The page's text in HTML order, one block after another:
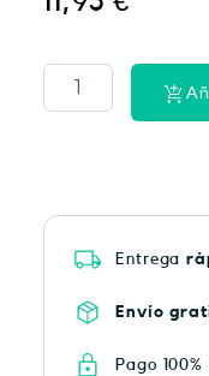
ULTRA
HEAT
PLUS
Entrega
Envío
Pago 100%